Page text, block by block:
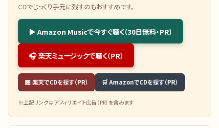
CDでじっくり手元に残すのもおすすめです。
▶ Amazon Musicで今すぐ聴く（30日無料・PR）
🎧 楽天ミュージックで聴く（PR）
🏪 楽天でCDを探す（PR） 🛒 AmazonでCDを探す（PR）
※上記リンクはアフィリエイト広告（PR）を含みます